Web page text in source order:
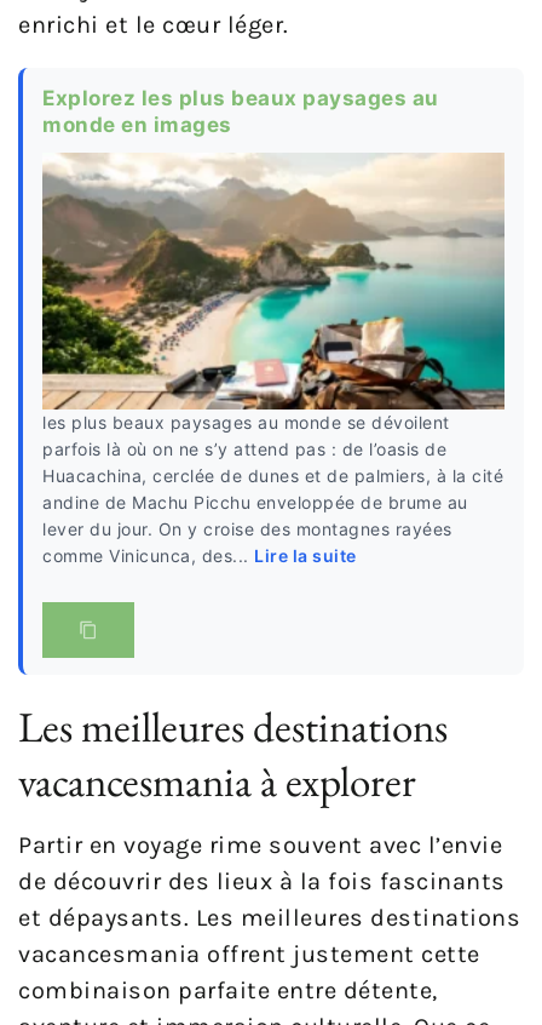
enrichi et le cœur léger.
Explorez les plus beaux paysages au
monde en images
les plus beaux paysages au monde se dévoilent
parfois là où on ne s’y attend pas : de l’oasis de
Huacachina, cerclée de dunes et de palmiers, à la cité
andine de Machu Picchu enveloppée de brume au
lever du jour. On y croise des montagnes rayées
comme Vinicunca, des... Lire la suite
Les meilleures destinations
vacancesmania à explorer
Partir en voyage rime souvent avec l’envie
de découvrir des lieux à la fois fascinants
et dépaysants. Les meilleures destinations
vacancesmania offrent justement cette
combinaison parfaite entre détente,